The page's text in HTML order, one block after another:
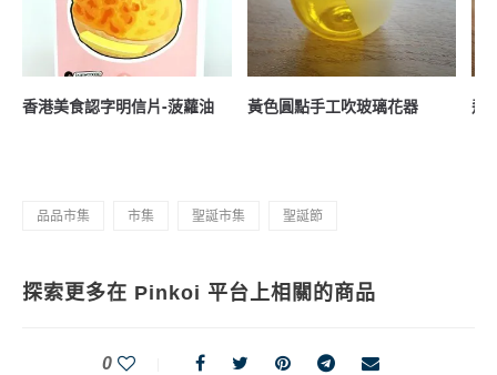
香港美食認字明信片-菠蘿油 黃色圓點手工吹玻璃花器 飛
品品市集 市集 聖誕市集 聖誕節
探索更多在 Pinkoi 平台上相關的商品
0